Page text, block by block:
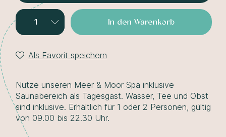
Eintritt für 1 Person
In den Warenkorb
Als Favorit speichern
Nutze unseren Meer & Moor Spa inklusive
Saunabereich als Tagesgast. Wasser, Tee und Obst
sind inklusive. Erhältlich für 1 oder 2 Personen, gültig
von 09.00 bis 22.30 Uhr.